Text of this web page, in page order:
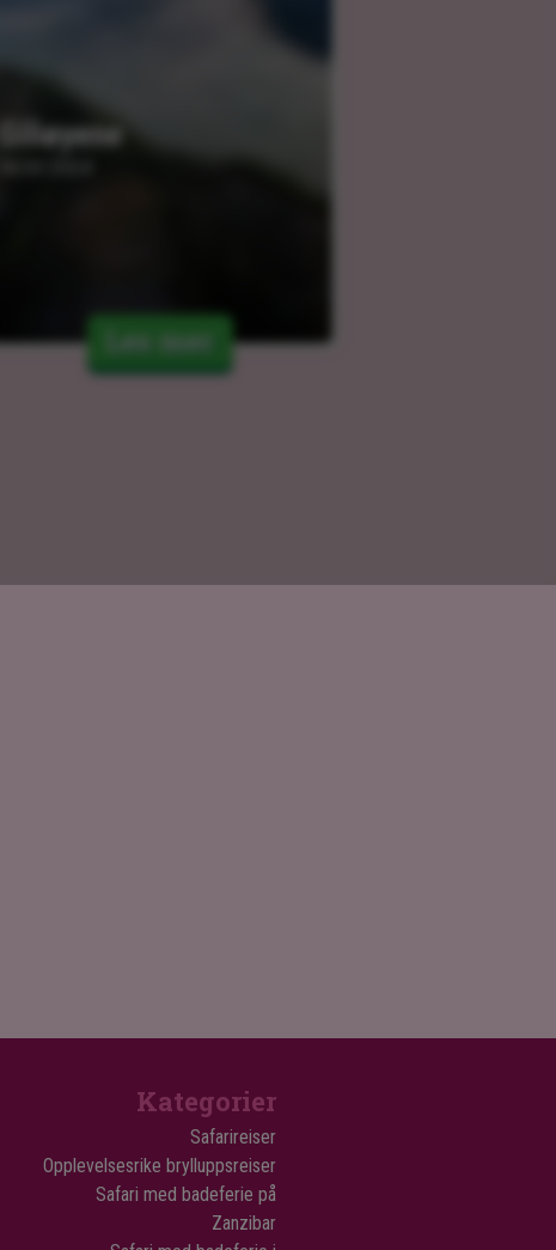
Giliøyene
Les mer
Kategorier
Safarireiser
Opplevelsesrike brylluppsreiser
Safari med badeferie på
Zanzibar